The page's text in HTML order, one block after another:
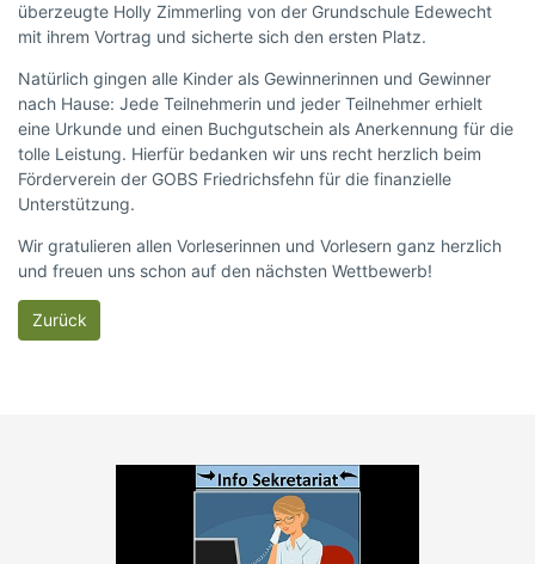
überzeugte Holly Zimmerling von der Grundschule Edewecht
mit ihrem Vortrag und sicherte sich den ersten Platz.
Natürlich gingen alle Kinder als Gewinnerinnen und Gewinner
nach Hause: Jede Teilnehmerin und jeder Teilnehmer erhielt
eine Urkunde und einen Buchgutschein als Anerkennung für die
tolle Leistung. Hierfür bedanken wir uns recht herzlich beim
Förderverein der GOBS Friedrichsfehn für die finanzielle
Unterstützung.
Wir gratulieren allen Vorleserinnen und Vorlesern ganz herzlich
und freuen uns schon auf den nächsten Wettbewerb!
Zurück